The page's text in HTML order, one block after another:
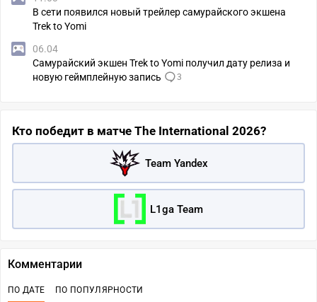
В сети появился новый трейлер самурайского экшена
Trek to Yomi
06.04
Самурайский экшен Trek to Yomi получил дату релиза и
новую геймплейную запись
3
Кто победит в матче The International 2026?
Team Yandex
L1ga Team
Комментарии
ПО ДАТЕ ПО ПОПУЛЯРНОСТИ